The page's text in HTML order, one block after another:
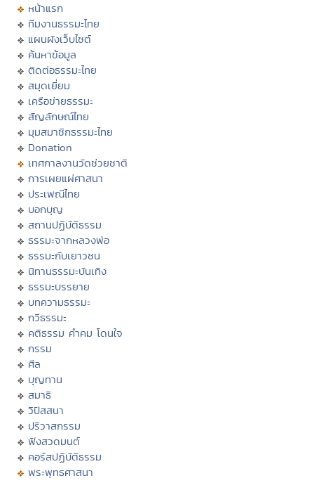
หน้าแรก
ทีมงานธรรมะไทย
แผนผังเว็บไซต์
ค้นหาข้อมูล
ติดต่อธรรมะไทย
สมุดเยี่ยม
เครือข่ายธรรมะ
สัญลักษณ์ไทย
มุมสมาชิกธรรมะไทย
Donation
เทศกาลงานวัดช่วยชาติ
การเผยแผ่ศาสนา
ประเพณีไทย
บอกบุญ
สถานปฏิบัติธรรม
ธรรมะจากหลวงพ่อ
ธรรมะกับเยาวชน
นิทานธรรมะบันเทิง
ธรรมะบรรยาย
บทความธรรมะ
กวีธรรมะ
คติธรรม คำคม โดนใจ
กรรม
ศีล
บุญทาน
สมาธิ
วิปัสสนา
ปริวาสกรรม
ฟังสวดมนต์
คอร์สปฏิบัติธรรม
พระพุทธศาสนา